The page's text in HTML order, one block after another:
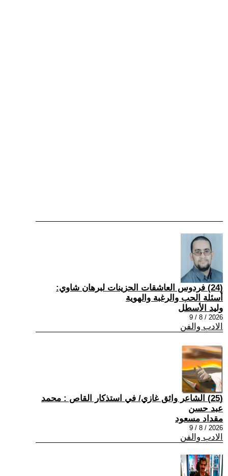
(24) فردوس العاشقات الحزينات لبرهان شاوي:
أسئلة الحب والرغبة والهوية
وليد الأسطل
2026 / 8 / 9
الادب والفن
(25) الشاعر واثق غازي/ في استذكار القاص : محمد
عبد حسن
مقداد مسعود
2026 / 8 / 9
الادب والفن